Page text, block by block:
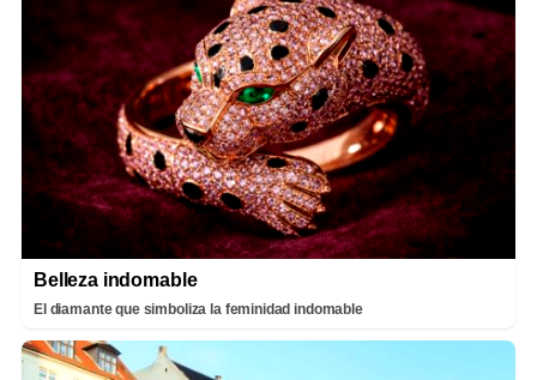
Belleza indomable
El diamante que simboliza la feminidad indomable